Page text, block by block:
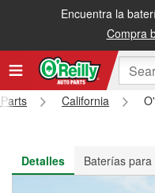
Encuentra la
Compra
Recibe tu orden gratis al
California
Detalles
Baterías